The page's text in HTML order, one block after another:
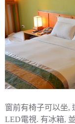
窗前有椅子可以坐,
LED電視. 有冰箱,